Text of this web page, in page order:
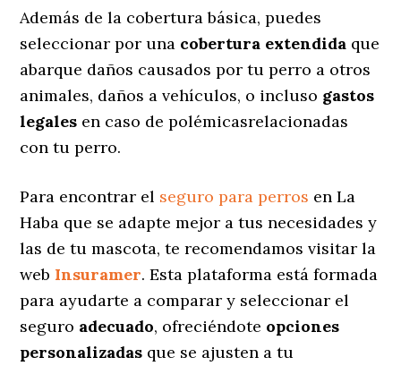
Además de la cobertura básica, puedes
seleccionar por una cobertura extendida que
abarque daños causados por tu perro a otros
animales, daños a vehículos, o incluso gastos
legales en caso de polémicasrelacionadas
con tu perro.
Para encontrar el seguro para perros en La
Haba que se adapte mejor a tus necesidades y
las de tu mascota, te recomendamos visitar la
web Insuramer. Esta plataforma está formada
para ayudarte a comparar y seleccionar el
seguro adecuado, ofreciéndote opciones
personalizadas que se ajusten a tu